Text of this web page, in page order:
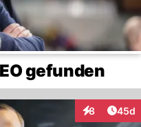
gefunden
8
Interaktionen
45d